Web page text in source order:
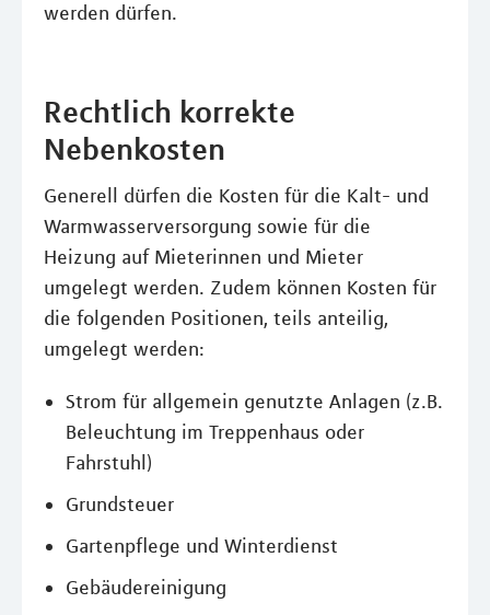
werden dürfen.
Rechtlich korrekte
Nebenkosten
Generell dürfen die Kosten für die Kalt- und
Warmwasserversorgung sowie für die
Heizung auf Mieterinnen und Mieter
umgelegt werden. Zudem können Kosten für
die folgenden Positionen, teils anteilig,
umgelegt werden:
Strom für allgemein genutzte Anlagen (z.B.
Beleuchtung im Treppenhaus oder
Fahrstuhl)
Grundsteuer
Gartenpflege und Winterdienst
Gebäudereinigung